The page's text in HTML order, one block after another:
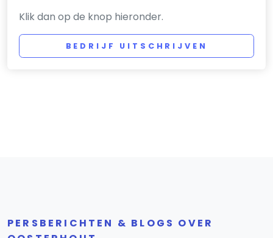
Klik dan op de knop hieronder.
BEDRIJF UITSCHRIJVEN
PERSBERICHTEN & BLOGS OVER